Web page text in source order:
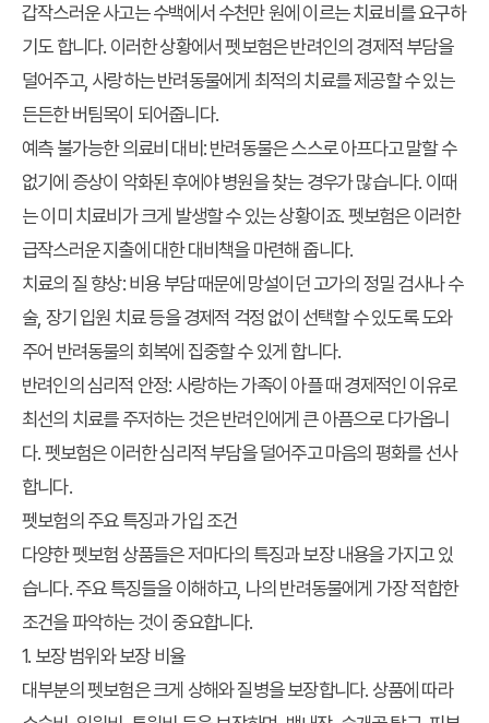
갑작스러운 사고는 수백에서 수천만 원에 이르는 치료비를 요구하
기도 합니다. 이러한 상황에서 펫보험은 반려인의 경제적 부담을
덜어주고, 사랑하는 반려동물에게 최적의 치료를 제공할 수 있는
든든한 버팀목이 되어줍니다.
예측 불가능한 의료비 대비:반려동물은 스스로 아프다고 말할 수
없기에 증상이 악화된 후에야 병원을 찾는 경우가 많습니다. 이때
는 이미 치료비가 크게 발생할 수 있는 상황이죠. 펫보험은 이러한
급작스러운 지출에 대한 대비책을 마련해 줍니다.
치료의 질 향상:비용 부담 때문에 망설이던 고가의 정밀 검사나 수
술, 장기 입원 치료 등을 경제적 걱정 없이 선택할 수 있도록 도와
주어 반려동물의 회복에 집중할 수 있게 합니다.
반려인의 심리적 안정: 사랑하는 가족이 아플 때 경제적인 이유로
최선의 치료를 주저하는 것은 반려인에게 큰 아픔으로 다가옵니
다. 펫보험은 이러한 심리적 부담을 덜어주고 마음의 평화를 선사
합니다.
펫보험의 주요 특징과 가입 조건
다양한 펫보험 상품들은 저마다의 특징과 보장 내용을 가지고 있
습니다. 주요 특징들을 이해하고, 나의 반려동물에게 가장 적합한
조건을 파악하는 것이 중요합니다.
1. 보장 범위와 보장 비율
대부분의 펫보험은 크게 상해와 질병을 보장합니다. 상품에 따라